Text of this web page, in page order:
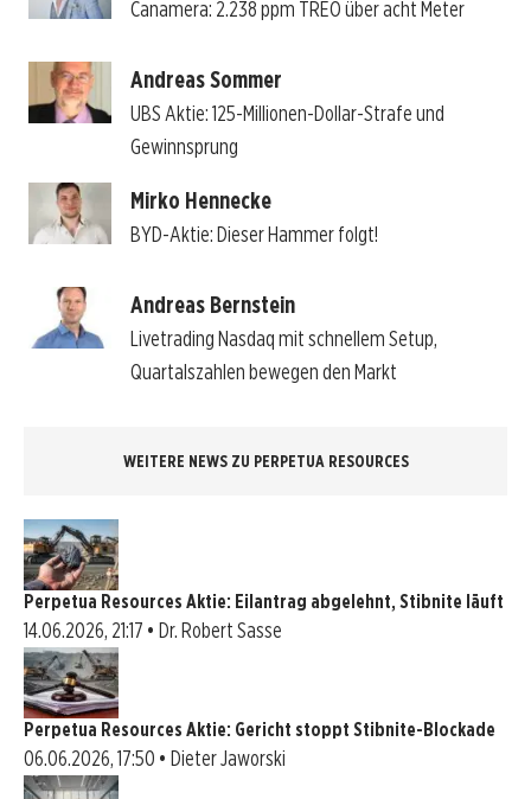
Canamera: 2.238 ppm TREO über acht Meter
Andreas Sommer
UBS Aktie: 125-Millionen-Dollar-Strafe und
Gewinnsprung
Mirko Hennecke
BYD-Aktie: Dieser Hammer folgt!
Andreas Bernstein
Livetrading Nasdaq mit schnellem Setup,
Quartalszahlen bewegen den Markt
WEITERE NEWS ZU PERPETUA RESOURCES
Perpetua Resources Aktie: Eilantrag abgelehnt, Stibnite läuft
14.06.2026, 21:17 • Dr. Robert Sasse
Perpetua Resources Aktie: Gericht stoppt Stibnite-Blockade
06.06.2026, 17:50 • Dieter Jaworski